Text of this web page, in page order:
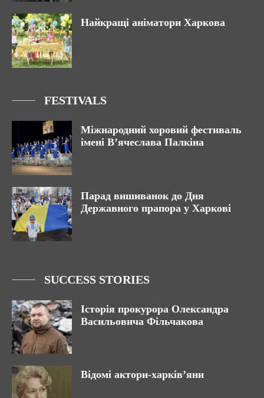
Найкращі аніматори Харкова
FESTIVALS
Міжнародний хоровий фестиваль
імені В’ячеслава Палкіна
Парад вишиванок до Дня
Державного прапора у Харкові
SUCCESS STORIES
Історія прокурора Олександра
Васильовича Фільчакова
Відомі актори-харків’яни